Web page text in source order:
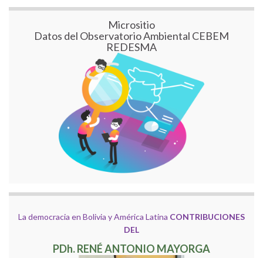
Micrositio
Datos del Observatorio Ambiental CEBEM
REDESMA
La democracia en Bolivia y América Latina CONTRIBUCIONES
DEL
PDh. RENÉ ANTONIO MAYORGA